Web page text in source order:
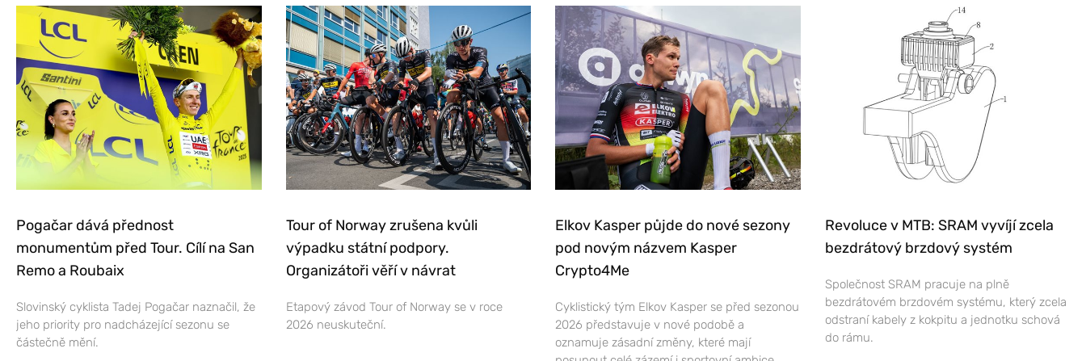
Pogačar dává přednost
monumentům před Tour. Cílí na San
Remo a Roubaix
Slovinský cyklista Tadej Pogačar naznačil, že
jeho priority pro nadcházející sezonu se
částečně mění.
Tour of Norway zrušena kvůli
výpadku státní podpory.
Organizátoři věří v návrat
Etapový závod Tour of Norway se v roce
2026 neuskuteční.
Elkov Kasper půjde do nové sezony
pod novým názvem Kasper
Crypto4Me
Cyklistický tým Elkov Kasper se před sezonou
2026 představuje v nové podobě a
oznamuje zásadní změny, které mají
Revoluce v MTB: SRAM vyvíjí zcela
bezdrátový brzdový systém
Společnost SRAM pracuje na plně
bezdrátovém brzdovém systému, který zcela
odstraní kabely z kokpitu a jednotku schová
do rámu.